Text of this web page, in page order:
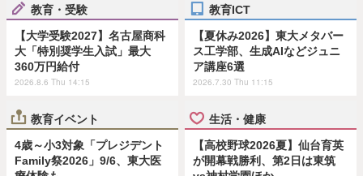
教育・受験
【大学受験2027】名古屋商科
大「特別奨学生入試」最大
360万円給付
2026.8.6 Thu 14:15
教育ICT
【夏休み2026】東大メタバー
ス工学部、生成AIなどジュニ
ア講座6選
2026.7.30 Thu 11:15
教育イベント
4歳～小3対象「プレジデント
Family祭2026」9/6、東大医
生活・健康
【高校野球2026夏】仙台育英
が開幕戦勝利、第2日は東筑